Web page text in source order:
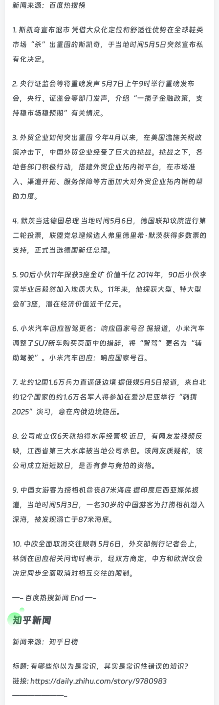
新闻来源：百度热搜榜
1. 斯凯奇宣布退市 凭借大众化定位和舒适性优势在全球鞋类
市场“杀”出重围的斯凯奇，于当地时间5月5日突然宣布私
有化决定。
2. 央行证监会等将重磅发声 5月7日上午9时举行重磅发布
会，央行、证监会等部门发声，介绍“一揽子金融政策，支
持稳市场稳预期”有关情况。
3. 外贸企业如何突出重围 今年4月以来，在美国滥施关税政
策冲击下，中国外贸企业经受了巨大的挑战。挑战之下，各
地各部门积极行动，搭建外贸企业拓内销平台，在市场准
入、渠道开拓、服务保障等方面加大对外贸企业拓内销的帮
助力度。
4. 默茨当选德国总理 当地时间5月6日，德国联邦议院进行第
二轮投票，联盟党总理候选人弗里德里希·默茨获得多数票的
支持，正式当选德国新任总理。
5. 90后小伙11年探获3座金矿 价值千亿 2014年，90后小伙李
宽毕业后毅然加入地质大队。11年来，他探获大型、特大型
金矿3座，潜在经济价值近千亿元。
6. 小米汽车回应智驾更名：响应国家号召 据报道，小米汽车
调整了SU7新车购买页面中的措辞，将“智驾”更名为“辅
助驾驶”。小米汽车回应：响应国家号召。
7. 北约12国1.6万兵力直逼俄边境 据俄媒5月5日报道，来自北
约12个国家的约1.6万名军人将参加在爱沙尼亚举行“刺猬
2025”演习，意在向俄边境施压。
8. 公司成立仅6天就拍得水库经营权 近日，有网友发视频反
映，江西省第三大水库被当地公司承包。该网友质疑称，该
公司成立短短数日，是否有参与竞拍的资格。
9. 中国女游客为捞相机命丧87米海底 据印度尼西亚媒体报
道，当地时间5月3日，一名30岁的中国游客为打捞相机潜入
深海，被发现溺亡于87米海底。
10. 中欧全面取消交往限制 5月6日，外交部例行记者会上，
林剑在回应相关问询时表示，经双方商定，中方和欧洲议会
决定同步全面取消对相互交往的限制。
—- 百度热搜新闻 End —-
知乎新闻
新闻来源：知乎日榜
标题: 有哪些你以为是常识，其实是常识性错误的知识？
链接: https://daily.zhihu.com/story/9780983
———————-